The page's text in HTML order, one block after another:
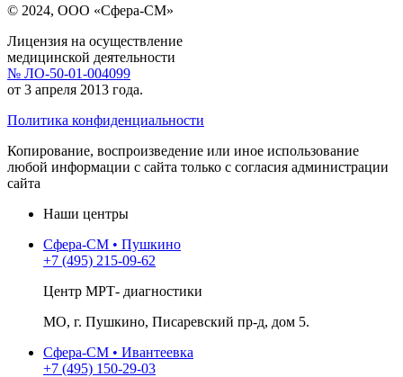
© 2024, ООО «Сфера-СМ»
Лицензия на осуществление
медицинской деятельности
№ ЛО-50-01-004099
от 3 апреля 2013 года.
Политика конфиденциальности
Копирование, воспроизведение или иное использование
любой информации с сайта только с согласия администрации
сайта
Наши центры
Сфера-СМ • Пушкино
+7 (495) 215-09-62
Центр МРТ- диагностики
МО, г. Пушкино, Писаревский пр-д, дом 5.
Сфера-СМ • Ивантеевка
+7 (495) 150-29-03